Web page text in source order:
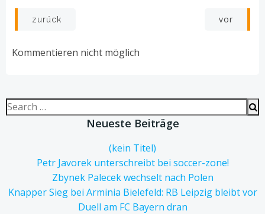
Post
navigation
zurück
navigation
vor
Kommentieren nicht möglich
Search
for:
Neueste Beiträge
(kein Titel)
Petr Javorek unterschreibt bei soccer-zone!
Zbynek Palecek wechselt nach Polen
Knapper Sieg bei Arminia Bielefeld: RB Leipzig bleibt vor
Duell am FC Bayern dran